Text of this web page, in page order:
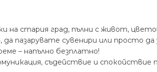
стария град, пълни с живот,
пазарувате сувенири или просто
– напълно безплатно!
съдействие и спокойствие